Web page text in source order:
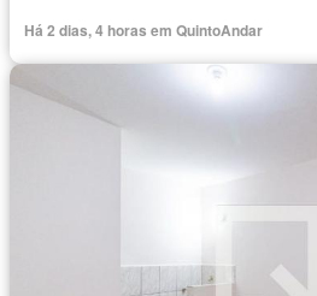
Há 2 dias, 4 horas em QuintoAndar